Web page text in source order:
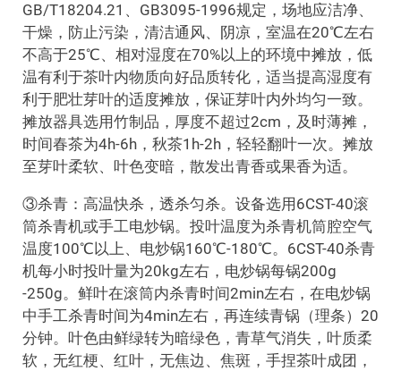
GB/T18204.21、GB3095-1996规定，场地应洁净、
干燥，防止污染，清洁通风、阴凉，室温在20℃左右
不高于25℃、相对湿度在70%以上的环境中摊放，低
温有利于茶叶内物质向好品质转化，适当提高湿度有
利于肥壮芽叶的适度摊放，保证芽叶内外均匀一致。
摊放器具选用竹制品，厚度不超过2cm，及时薄摊，
时间春茶为4h-6h，秋茶1h-2h，轻轻翻叶一次。摊放
至芽叶柔软、叶色变暗，散发出青香或果香为适。
③杀青：高温快杀，透杀匀杀。设备选用6CST-40滚
筒杀青机或手工电炒锅。投叶温度为杀青机筒腔空气
温度100℃以上、电炒锅160℃-180℃。6CST-40杀青
机每小时投叶量为20kg左右，电炒锅每锅200g
-250g。鲜叶在滚筒内杀青时间2min左右，在电炒锅
中手工杀青时间为4min左右，再连续青锅（理条）20
分钟。叶色由鲜绿转为暗绿色，青草气消失，叶质柔
软，无红梗、红叶，无焦边、焦斑，手捏茶叶成团，